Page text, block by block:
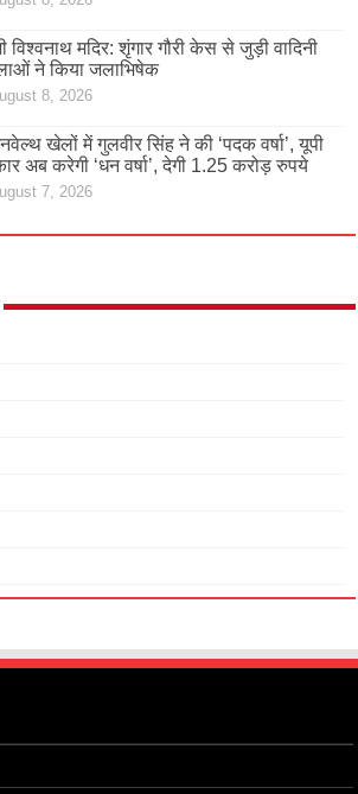
विश्वनाथ मदिर: शृंगार गौरी केस से जुड़ी वादिनी
ने किया जलाभिषेक
8, 2026
खेलों में गुलवीर सिंह ने की ‘पदक वर्षा’, यूपी
अब करेगी ‘धन वर्षा’, देगी 1.25 करोड़ रुपये
7, 2026